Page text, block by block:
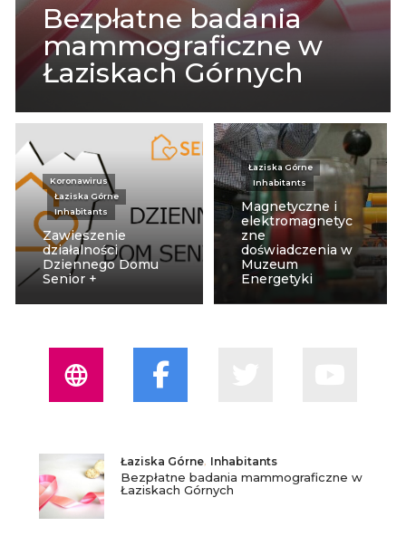
Bezpłatne badania
mammograficzne w
Łaziskach Górnych
Koronawirus
Łaziska Górne
Inhabitants
Zawieszenie
działalności
Dziennego Domu
Senior +
Łaziska Górne
Inhabitants
Magnetyczne i
elektromagnetyc
zne
doświadczenia w
Muzeum
Energetyki
Łaziska Górne Inhabitants
Bezpłatne badania mammograficzne w
Łaziskach Górnych